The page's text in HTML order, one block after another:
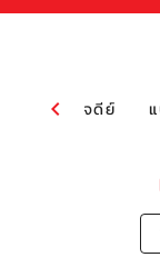
พระสมุทรเจดีย์